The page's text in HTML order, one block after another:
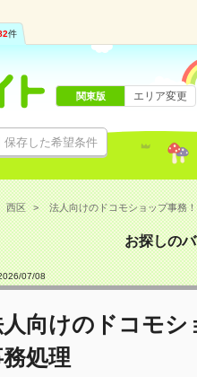
件
保存した希望条件
関東版 エリア変更
西区 法人向けのドコモショップ事務
お探しの
/07/08
向けのドコモシ
処理